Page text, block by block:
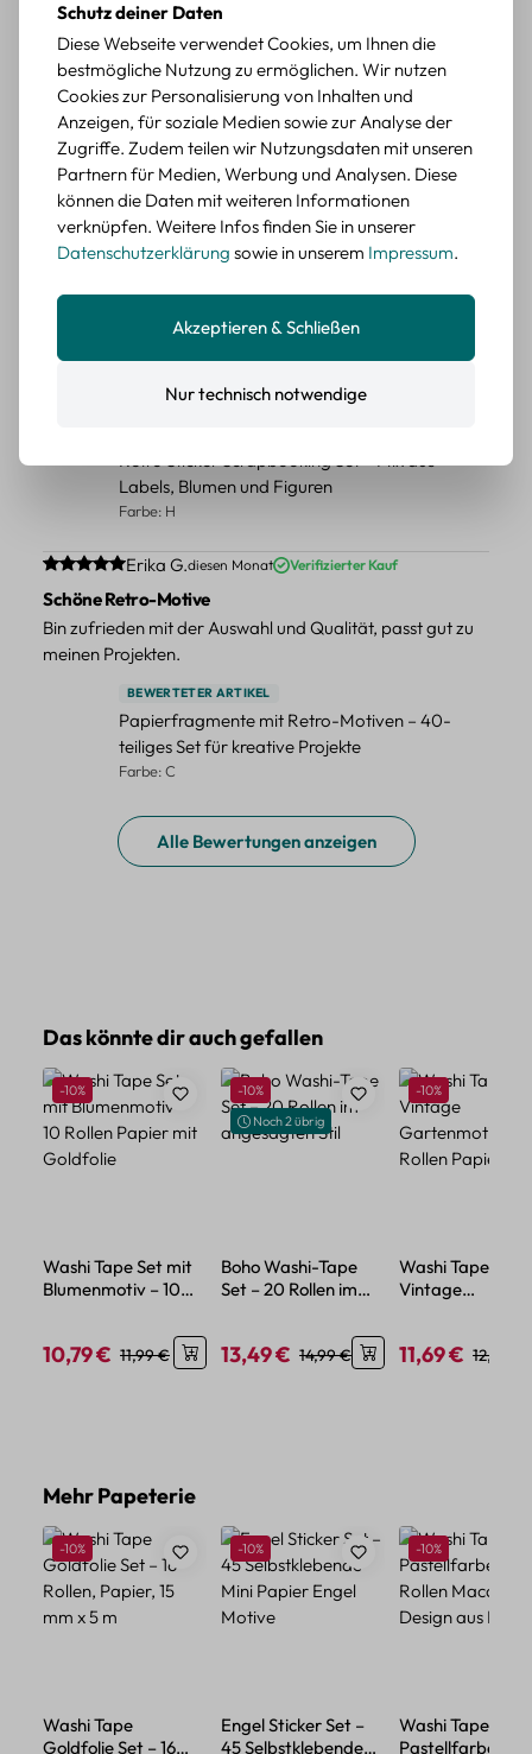
Durchschnittliche Bewertung von 5 von 5 Sternen
Erika G.diesen Monat Verifizierter Kauf
Schöne Motive
Die Sticker passen gut zu meinen Büchern, würde sie
wieder kaufen.
BEWERTETER ARTIKEL
Retro Blumen Sticker Set – 45 Stück mit 15
verschiedene Motive
Farbe: F
Durchschnittliche Bewertung von 5 von 5 Sternen
Schöne Deko-Teile für meine Bücher, es passt zu meinem
Labels, Blumen und Figuren
Farbe: H
Durchschnittliche Bewertung von 5 von 5 Sternen
Erika G.diesen Monat Verifizierter Kauf
Schöne Retro-Motive
Bin zufrieden mit der Auswahl und Qualität, passt gut zu
meinen Projekten.
BEWERTETER ARTIKEL
Papierfragmente mit Retro-Motiven – 40-
teiliges Set für kreative Projekte
Farbe: C
Alle Bewertungen anzeigen
Produktgalerie überspringen
Das könnte dir auch gefallen
Rabatt
-10%
Washi Tape Set mit
Blumenmotiv – 10
Verkaufspreis:
10,79 € Regulärer Preis:
11,99 €
Rabatt
-10%
Noch 2 übrig
Boho Washi-Tape
Set – 20 Rollen im
Verkaufspreis:
13,49 € Regulärer Preis:
14,99 €
Rabatt
-10%
Washi Tape Set
Vintage
Verkaufspreis:
11,69 € 12,99 €
Produktgalerie überspringen
Mehr Papeterie
Rabatt
-10%
Washi Tape
Goldfolie Set – 16
Rabatt
-10%
Engel Sticker Set –
45 Selbstklebende
Rabatt
-10%
Washi Tape Set
Pastellfarben –
Schutz deiner Daten
Diese Webseite verwendet Cookies, um Ihnen die
bestmögliche Nutzung zu ermöglichen. Wir nutzen
Cookies zur Personalisierung von Inhalten und
Anzeigen, für soziale Medien sowie zur Analyse der
Zugriffe. Zudem teilen wir Nutzungsdaten mit unseren
Partnern für Medien, Werbung und Analysen. Diese
können die Daten mit weiteren Informationen
verknüpfen. Weitere Infos finden Sie in unserer
Datenschutzerklärung sowie in unserem Impressum.
Nur technisch notwendige
Akzeptieren & Schließen